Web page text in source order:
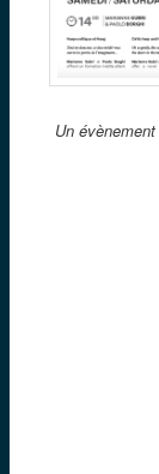
Un évènement